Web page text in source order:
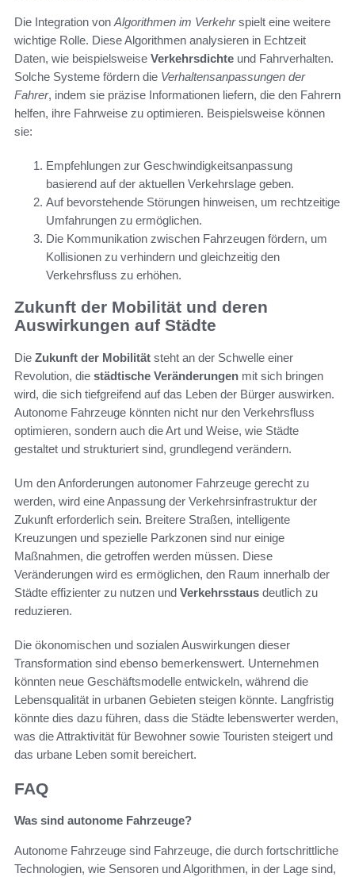
Die Integration von Algorithmen im Verkehrspielt eine weitere
wichtige Rolle. Diese Algorithmen analysieren in Echtzeit
Daten, wie beispielsweise Verkehrsdichte und Fahrverhalten.
Solche Systeme fördern die Verhaltensanpassungen der
Fahrer, indem sie präzise Informationen liefern, die den Fahrern
helfen, ihre Fahrweise zu optimieren. Beispielsweise können
sie:
Empfehlungen zur Geschwindigkeitsanpassung
basierend auf der aktuellen Verkehrslage geben.
Auf bevorstehende Störungen hinweisen, um rechtzeitige
Umfahrungen zu ermöglichen.
Die Kommunikation zwischen Fahrzeugen fördern, um
Kollisionen zu verhindern und gleichzeitig den
Verkehrsfluss zu erhöhen.
Zukunft der Mobilität und deren
Auswirkungen auf Städte
Die Zukunft der Mobilität steht an der Schwelle einer
Revolution, die städtische Veränderungen mit sich bringen
wird, die sich tiefgreifend auf das Leben der Bürger auswirken.
Autonome Fahrzeuge könnten nicht nur den Verkehrsfluss
optimieren, sondern auch die Art und Weise, wie Städte
gestaltet und strukturiert sind, grundlegend verändern.
Um den Anforderungen autonomer Fahrzeuge gerecht zu
werden, wird eine Anpassung der Verkehrsinfrastruktur der
Zukunft erforderlich sein. Breitere Straßen, intelligente
Kreuzungen und spezielle Parkzonen sind nur einige
Maßnahmen, die getroffen werden müssen. Diese
Veränderungen wird es ermöglichen, den Raum innerhalb der
Städte effizienter zu nutzen und Verkehrsstaus deutlich zu
reduzieren.
Die ökonomischen und sozialen Auswirkungen dieser
Transformation sind ebenso bemerkenswert. Unternehmen
könnten neue Geschäftsmodelle entwickeln, während die
Lebensqualität in urbanen Gebieten steigen könnte. Langfristig
könnte dies dazu führen, dass die Städte lebenswerter werden,
was die Attraktivität für Bewohner sowie Touristen steigert und
das urbane Leben somit bereichert.
FAQ
Was sind autonome Fahrzeuge?
Autonome Fahrzeuge sind Fahrzeuge, die durch fortschrittliche
Technologien, wie Sensoren und Algorithmen, in der Lage sind,